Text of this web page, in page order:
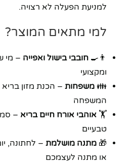
למניעת הפעלה לא רצויה.
למי מתאים המוצר?
👨‍🍳 חובבי בישול ואפייה – מי
ומקצועי
👪 משפחות – הכנת מזון בריא
המשפחה
🏋️ אוהבי אורח חיים בריא –
טבעיים
🎁 מתנה מושלמת – לחתונה,
או מתנה לעצמכם